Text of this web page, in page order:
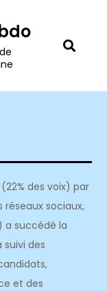
des voix) par
sociaux,
a succédé la
suivi des
et des